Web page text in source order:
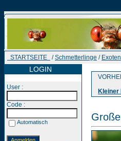
STARTSEITE /Schmetterlinge / Exoten
LOGIN
User :
Code :
Automatisch
Kleiner